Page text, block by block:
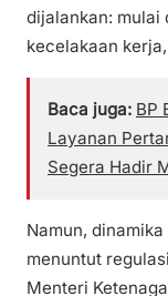
dijalankan: mulai
kecelakaan
Baca juga: BP
Layanan
Segera Hadir
Namun,
menuntut
Menteri